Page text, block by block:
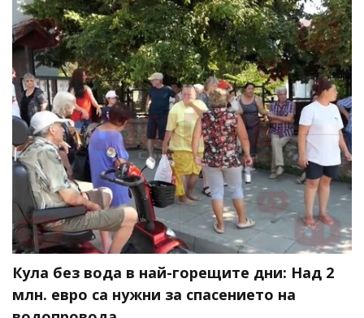
Кула без вода в най-горещите дни: Над 2
млн. евро са нужни за спасението на